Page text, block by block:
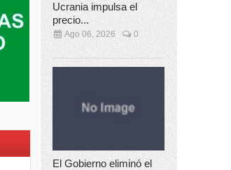
Ucrania impulsa el
precio...
Ago 06, 2026 0
El Gobierno eliminó el